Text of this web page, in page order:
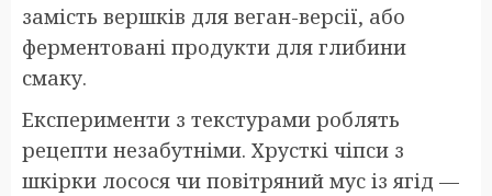
замість вершків для веган-версії, або
ферментовані продукти для глибини
смаку.
Експерименти з текстурами роблять
рецепти незабутніми. Хрусткі чіпси з
шкірки лосося чи повітряний мус із ягід —